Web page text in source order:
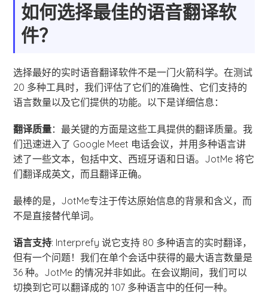
如何选择最佳的语音翻译软
件？
选择最好的实时语音翻译软件不是一门火箭科学。在测试
20 多种工具时，我们评估了它们的准确性、它们支持的
语言数量以及它们提供的功能。以下是详细信息：
翻译质量：最关键的方面是这些工具提供的翻译质量。我
们迅速进入了 Google Meet 电话会议，并用多种语言讲
述了一些文本，包括中文、西班牙语和日语。JotMe 将它
们翻译成英文，而且翻译正确。
最棒的是，JotMe专注于传达原始信息的背景和含义，而
不是直接替代单词。
语言支持: Interprefy 说它支持 80 多种语言的实时翻译，
但有一个问题！我们在单个会话中获得的最大语言数量是
36 种。JotMe 的情况并非如此。在会议期间，我们可以
切换到它可以翻译成的 107 多种语言中的任何一种。